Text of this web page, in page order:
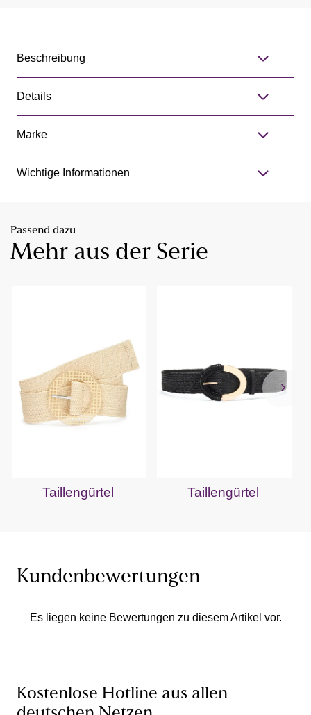
Beschreibung
Details
Marke
Wichtige Informationen
Passend dazu
Mehr aus der Serie
Taillengürtel Taillengürtel
Kundenbewertungen
Es liegen keine Bewertungen zu diesem Artikel vor.
Kostenlose Hotline aus allen